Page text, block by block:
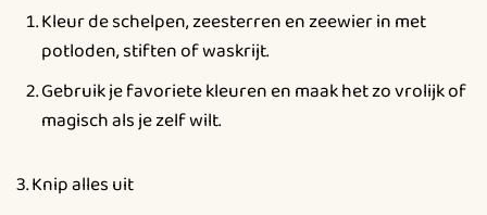
Kleur de schelpen, zeesterren en zeewier in met
potloden, stiften of waskrijt.
Gebruik je favoriete kleuren en maak het zo vrolijk of
magisch als je zelf wilt.
3. Knip alles uit